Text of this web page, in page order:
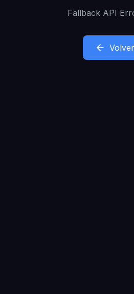
Fallback API
Volver